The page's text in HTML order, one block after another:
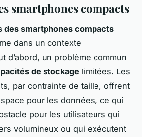
smartphones compacts
des smartphones compacts
dans un contexte
d’abord, un problème commun
de stockage limitées. Les
par contrainte de taille, offrent
pour les données, ce qui
pour les utilisateurs qui
volumineux ou qui exécutent